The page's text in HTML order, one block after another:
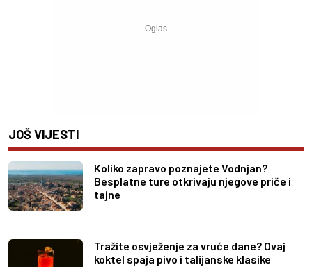
JOŠ VIJESTI
Koliko zapravo poznajete Vodnjan?
Besplatne ture otkrivaju njegove priče i
tajne
Tražite osvježenje za vruće dane? Ovaj
koktel spaja pivo i talijanske klasike